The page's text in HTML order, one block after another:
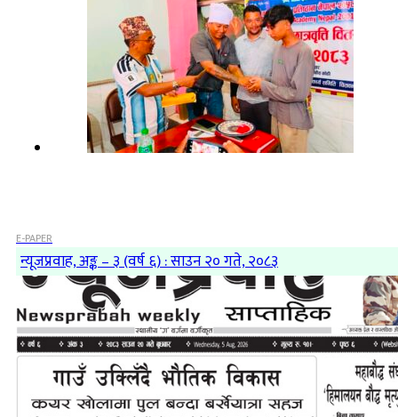
E-PAPER
न्यूजप्रवाह, अङ्क – ३ (वर्ष ६) : साउन २० गते, २०८३